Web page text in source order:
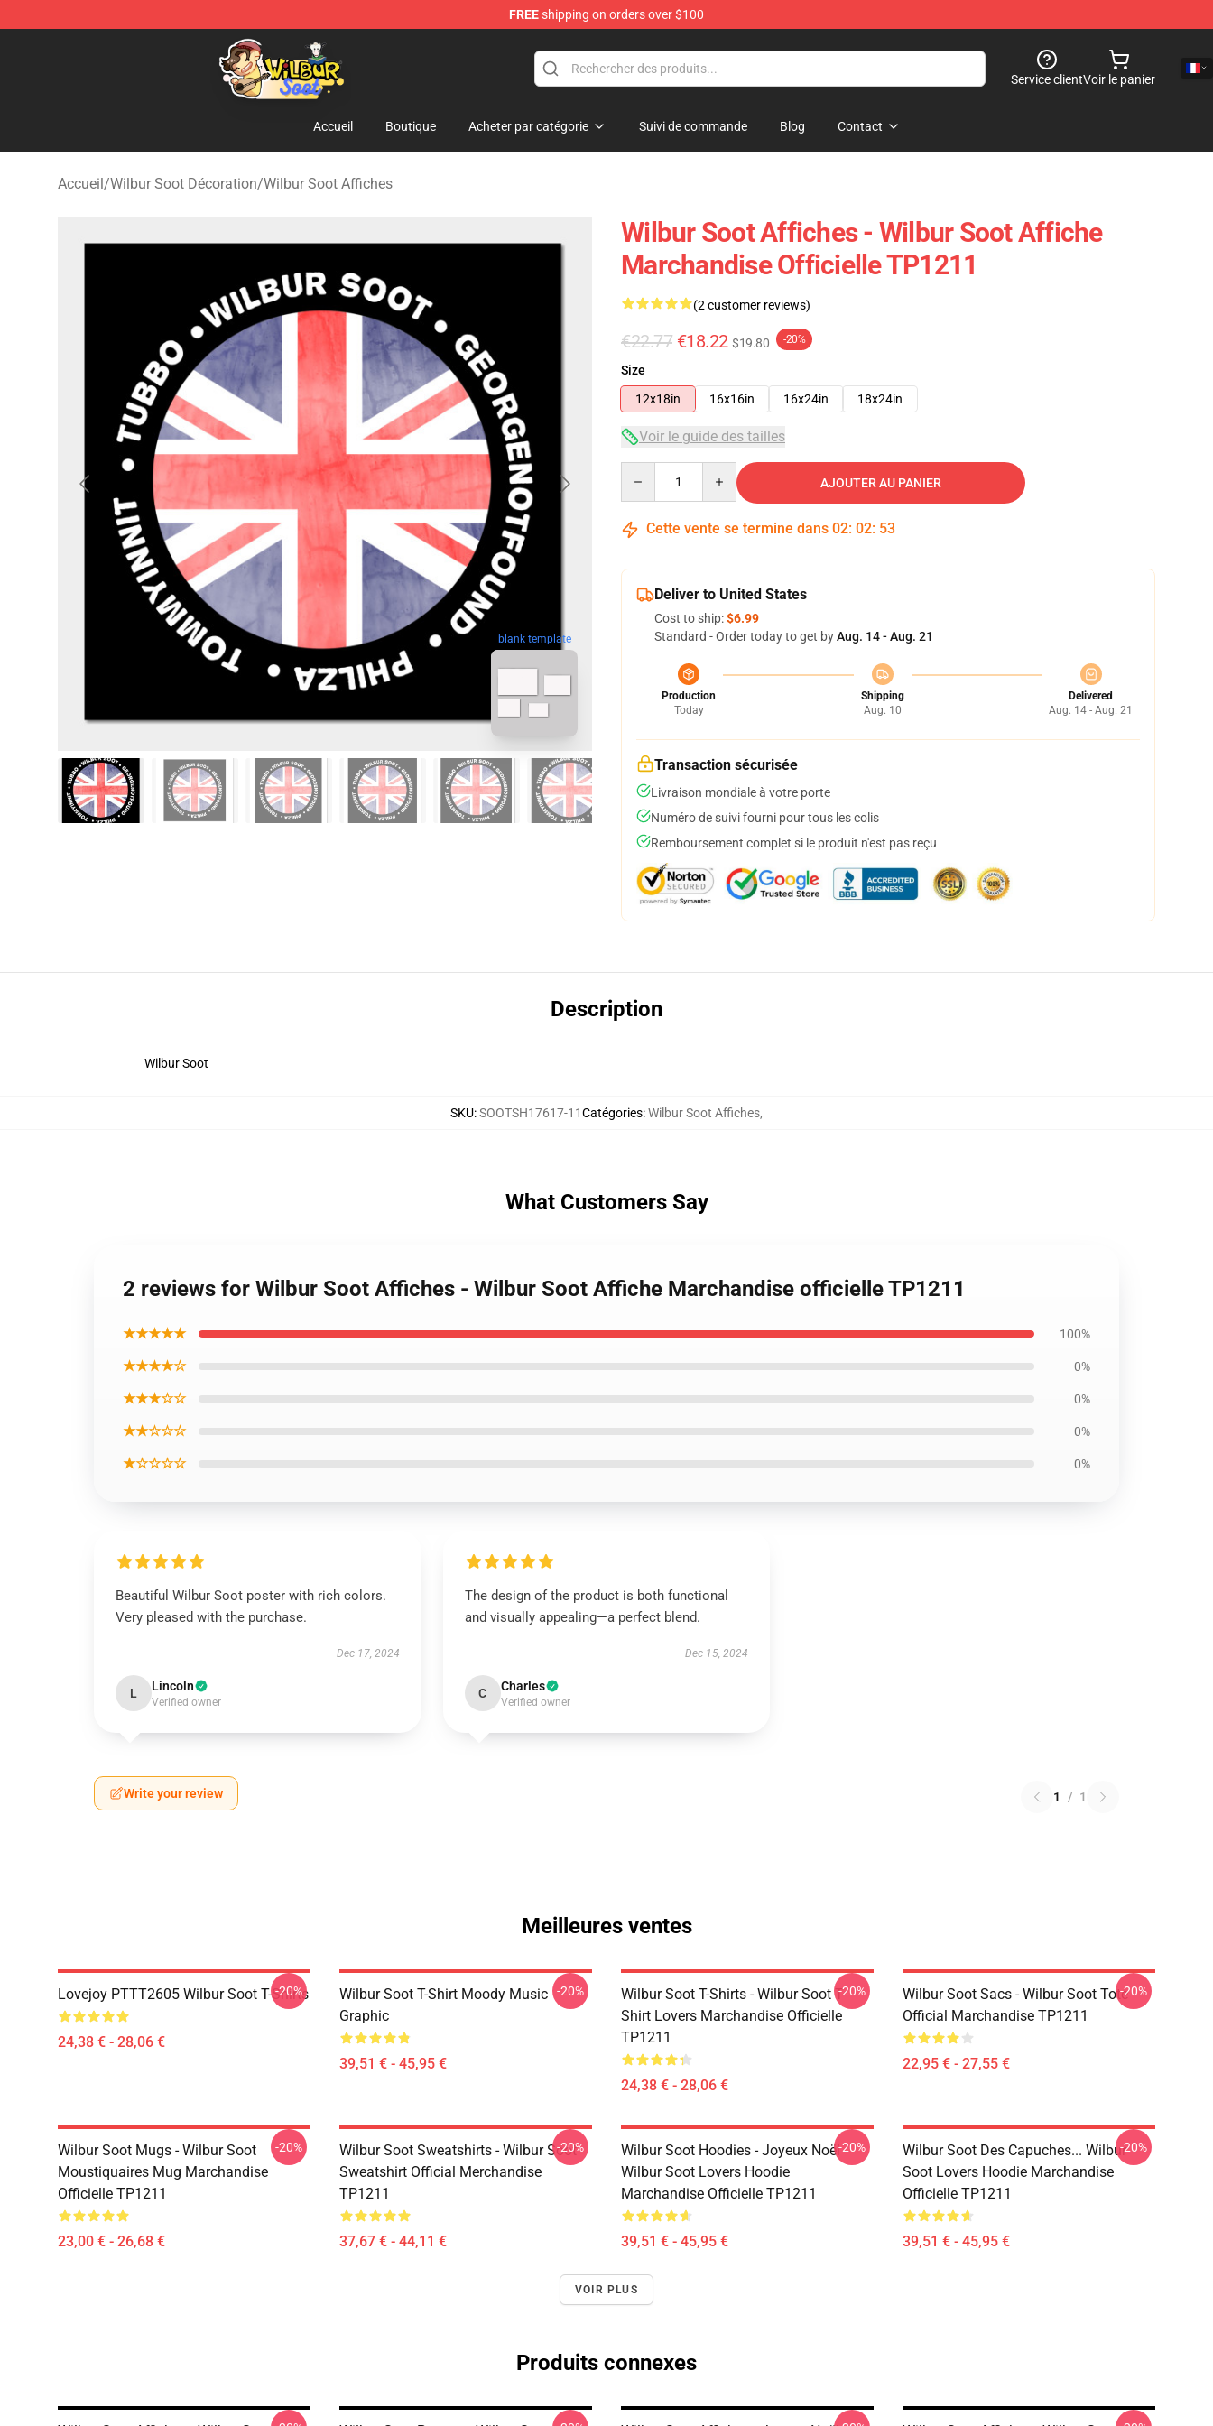
FREEshipping on orders over $100
Wilbur Soot Shop - Official Wilbur Soot Merchandise Store
Service clientVoir le panier
Accueil Boutique Acheter par catégorie Suivi de commande Blog Contact
Accueil/Wilbur Soot Décoration/Wilbur Soot Affiches
blank template
Wilbur Soot Affiches - Wilbur Soot Affiche
Marchandise Officielle TP1211
(2 customer reviews)
€22.77 €18.22 $19.80 -20%
Size
12x18in
16x16in 16x24in 18x24in
Voir le guide des tailles
AJOUTER AU PANIER
Cette vente se termine dans 02: 02: 52
Deliver to United States
Cost to ship:$6.99
Standard - Order today to get byAug. 14 - Aug. 21
Production
Today
Shipping
Aug. 10
Delivered
Aug. 14 - Aug. 21
Transaction sécurisée
Livraison mondiale à votre porte
Numéro de suivi fourni pour tous les colis
Remboursement complet si le produit n'est pas reçu
Description
Wilbur Soot
SKU:SOOTSH17617-11Catégories:Wilbur Soot Affiches,
What Customers Say
2 reviews for Wilbur Soot Affiches - Wilbur Soot Affiche Marchandise officielle TP1211
★★★★★ 100%
★★★★☆ 0%
★★★☆☆ 0%
★★☆☆☆ 0%
★☆☆☆☆ 0%
Beautiful Wilbur Soot poster with rich colors.
Very pleased with the purchase.
Dec 17, 2024
L Lincoln
Verified owner
The design of the product is both functional
and visually appealing—a perfect blend.
Dec 15, 2024
C Charles
Verified owner
Write your review 1 / 1
Meilleures ventes
Lovejoy PTTT2605 Wilbur Soot T-Shirts
24,38 € - 28,06 €
-20%
Wilbur Soot T-Shirt Moody Music
Graphic
39,51 € - 45,95 €
-20%
Wilbur Soot T-Shirts - Wilbur Soot T-
Shirt Lovers Marchandise Officielle
TP1211
24,38 € - 28,06 €
-20%
Wilbur Soot Sacs - Wilbur Soot Tote
Official Marchandise TP1211
22,95 € - 27,55 €
-20%
Wilbur Soot Mugs - Wilbur Soot
Moustiquaires Mug Marchandise
Officielle TP1211
23,00 € - 26,68 €
-20%
Wilbur Soot Sweatshirts - Wilbur Soot
Sweatshirt Official Merchandise
TP1211
37,67 € - 44,11 €
-20%
Wilbur Soot Hoodies - Joyeux Noël
Wilbur Soot Lovers Hoodie
Marchandise Officielle TP1211
39,51 € - 45,95 €
-20%
Wilbur Soot Des Capuches... Wilbur
Soot Lovers Hoodie Marchandise
Officielle TP1211
39,51 € - 45,95 €
-20%
VOIR PLUS
Produits connexes